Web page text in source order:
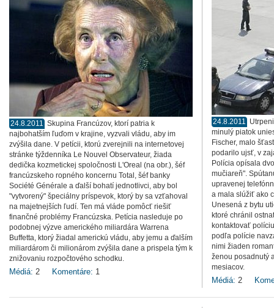
24.8.2011 Skupina Francúzov, ktorí patria k
najbohatším ľuďom v krajine, vyzvali vládu, aby im
zvýšila dane. V petícii, ktorú zverejnili na internetovej
stránke týždenníka Le Nouvel Observateur, žiada
dedička kozmetickej spoločnosti L'Oreal (na obr.), šéf
francúzskeho ropného koncernu Total, šéf banky
Société Générale a ďalší bohatí jednotlivci, aby bol
"vytvorený" špeciálny príspevok, ktorý by sa vzťahoval
na majetnejších ľudí. Ten má vláde pomôcť riešiť
finančné problémy Francúzska. Petícia nasleduje po
podobnej výzve amerického miliardára Warrena
Buffetta, ktorý žiadal americkú vládu, aby jemu a ďalším
miliardárom či milionárom zvýšila dane a prispela tým k
znižovaniu rozpočtového schodku.
Médiá: 2 Komentáre: 1
24.8.2011
minulý piatok
Fischer, malo
podarilo ujsť, v
Polícia opísala
mučiareň".
upravenej
a mala slúžiť ako
Unesená z bytu
ktoré chránil
kontaktovať
podľa polície
nimi žiaden
ženou posadnutý
mesiacov.
Médiá: 2